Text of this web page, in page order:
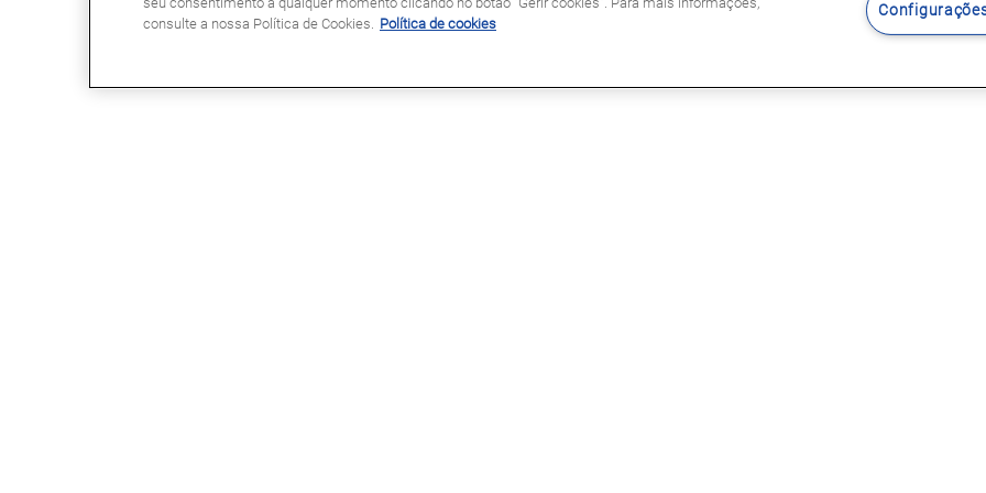
consulte a nossa Política de Cookies. Política de cookies